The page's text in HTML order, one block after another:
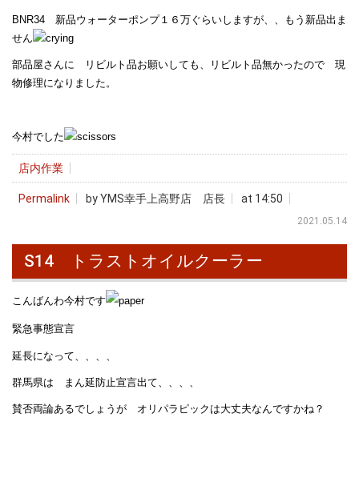
BNR34 新品ウォーターポンプ１６万ぐらいしますが、、もう新品出ま
せん
部品屋さんに リビルト品お願いしても、リビルト品無かったので 現
物修理になりました。
今村でした
店内作業
Permalink by YMS幸手上高野店 店長 at 14:50
2021.05.14
S14 トラストオイルクーラー
こんばんわ今村です
緊急事態宣言
延長になって、、、、
群馬県は まん延防止宣言出て、、、、
賛否両論あるでしょうが オリパラピックは大丈夫なんですかね？